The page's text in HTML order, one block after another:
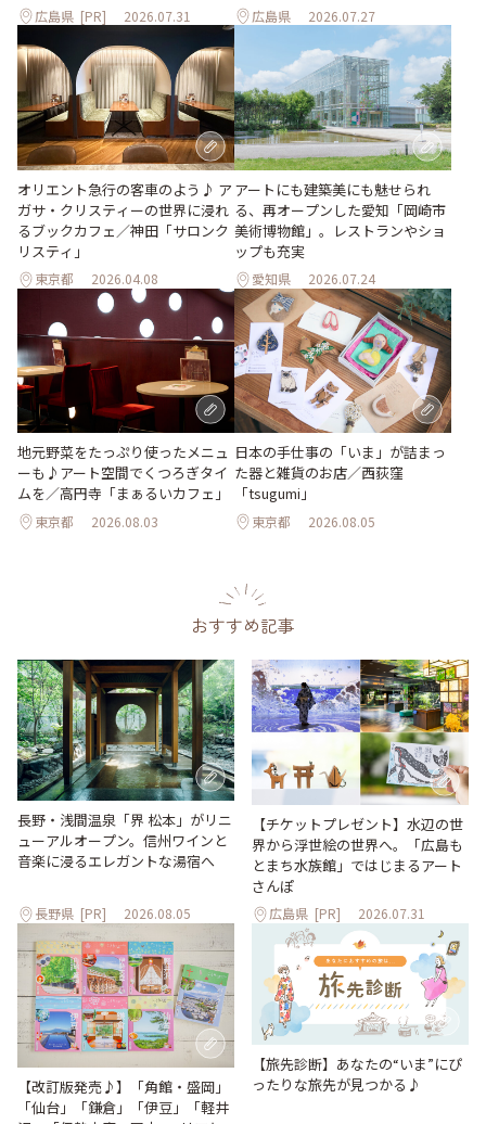
広島県 [PR] 2026.07.31 広島県 2026.07.27
オリエント急行の客車のよう♪ ア
ガサ・クリスティーの世界に浸れ
るブックカフェ／神田「サロンク
リスティ」
東京都 2026.04.08
アートにも建築美にも魅せられ
る、再オープンした愛知「岡崎市
美術博物館」。レストランやショ
ップも充実
愛知県 2026.07.24
地元野菜をたっぷり使ったメニュ
ーも♪アート空間でくつろぎタイ
ムを／高円寺「まぁるいカフェ」
東京都 2026.08.03
日本の手仕事の「いま」が詰まっ
た器と雑貨のお店／西荻窪
「tsugumi」
東京都 2026.08.05
おすすめ記事
長野・浅間温泉「界 松本」がリニ
ューアルオープン。信州ワインと
音楽に浸るエレガントな湯宿へ
長野県 [PR] 2026.08.05
【チケットプレゼント】水辺の世
界から浮世絵の世界へ。「広島も
とまち水族館」ではじまるアート
さんぽ
広島県 [PR] 2026.07.31
【改訂版発売♪】「角館・盛岡」
「仙台」「鎌倉」「伊豆」「軽井
【旅先診断】あなたの“いま”にぴ
ったりな旅先が見つかる♪